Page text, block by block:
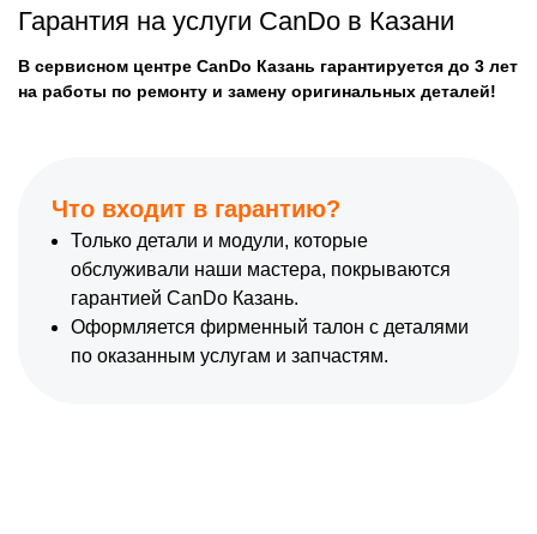
Гарантия на услуги CanDo в Казани
В сервисном центре CanDo Казань гарантируется до 3 лет
на работы по ремонту и замену оригинальных деталей!
Что входит в гарантию?
Только детали и модули, которые
обслуживали наши мастера, покрываются
гарантией CanDo Казань.
Оформляется фирменный талон с деталями
по оказанным услугам и запчастям.